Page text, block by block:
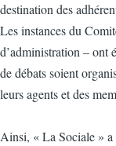
destination des
Les instances du
d’administration – ont
de débats soient
leurs agents et des
Ainsi, « La Sociale » a